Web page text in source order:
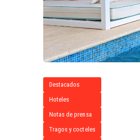
Destacados
Hoteles
Notas de prensa
Tragos y cocteles